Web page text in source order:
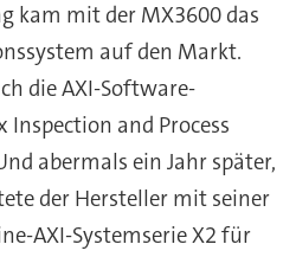
kam mit der MX3600 das
auf den Markt.
die AXI-Software-
and Process
abermals ein Jahr später,
der Hersteller mit seiner
AXI-Systemserie X2 für